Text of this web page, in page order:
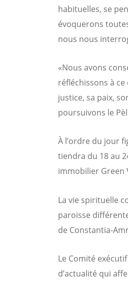
habituelles, se
évoquerons
nous nous
«Nous avons
réfléchissons à
justice, sa paix,
poursuivons le
À l’ordre du jour
tiendra du 18 au
immobilier Green
La vie spirituelle
paroisse
de Constantia-
Le Comité
d’actualité qui